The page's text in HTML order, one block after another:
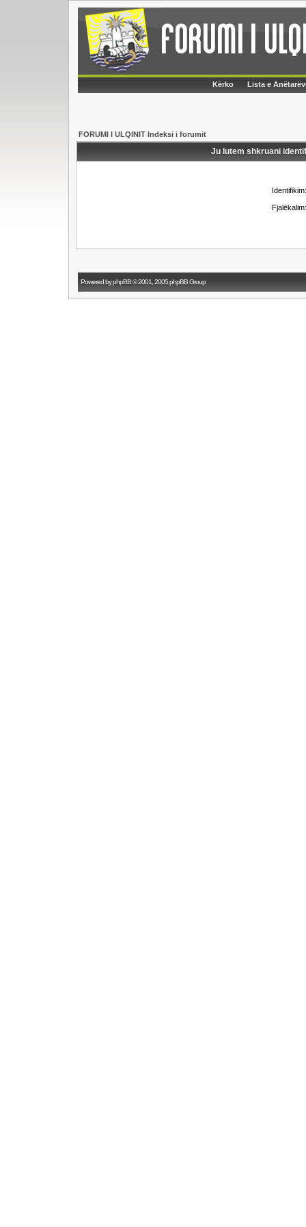
Kërko Lista e
FORUMI I ULQINIT Indeksi i forumit
Ju lutem shkruani
Identifikim:
Fjalëkalim:
Powered byphpBB© 2001, 2005 phpBB Group